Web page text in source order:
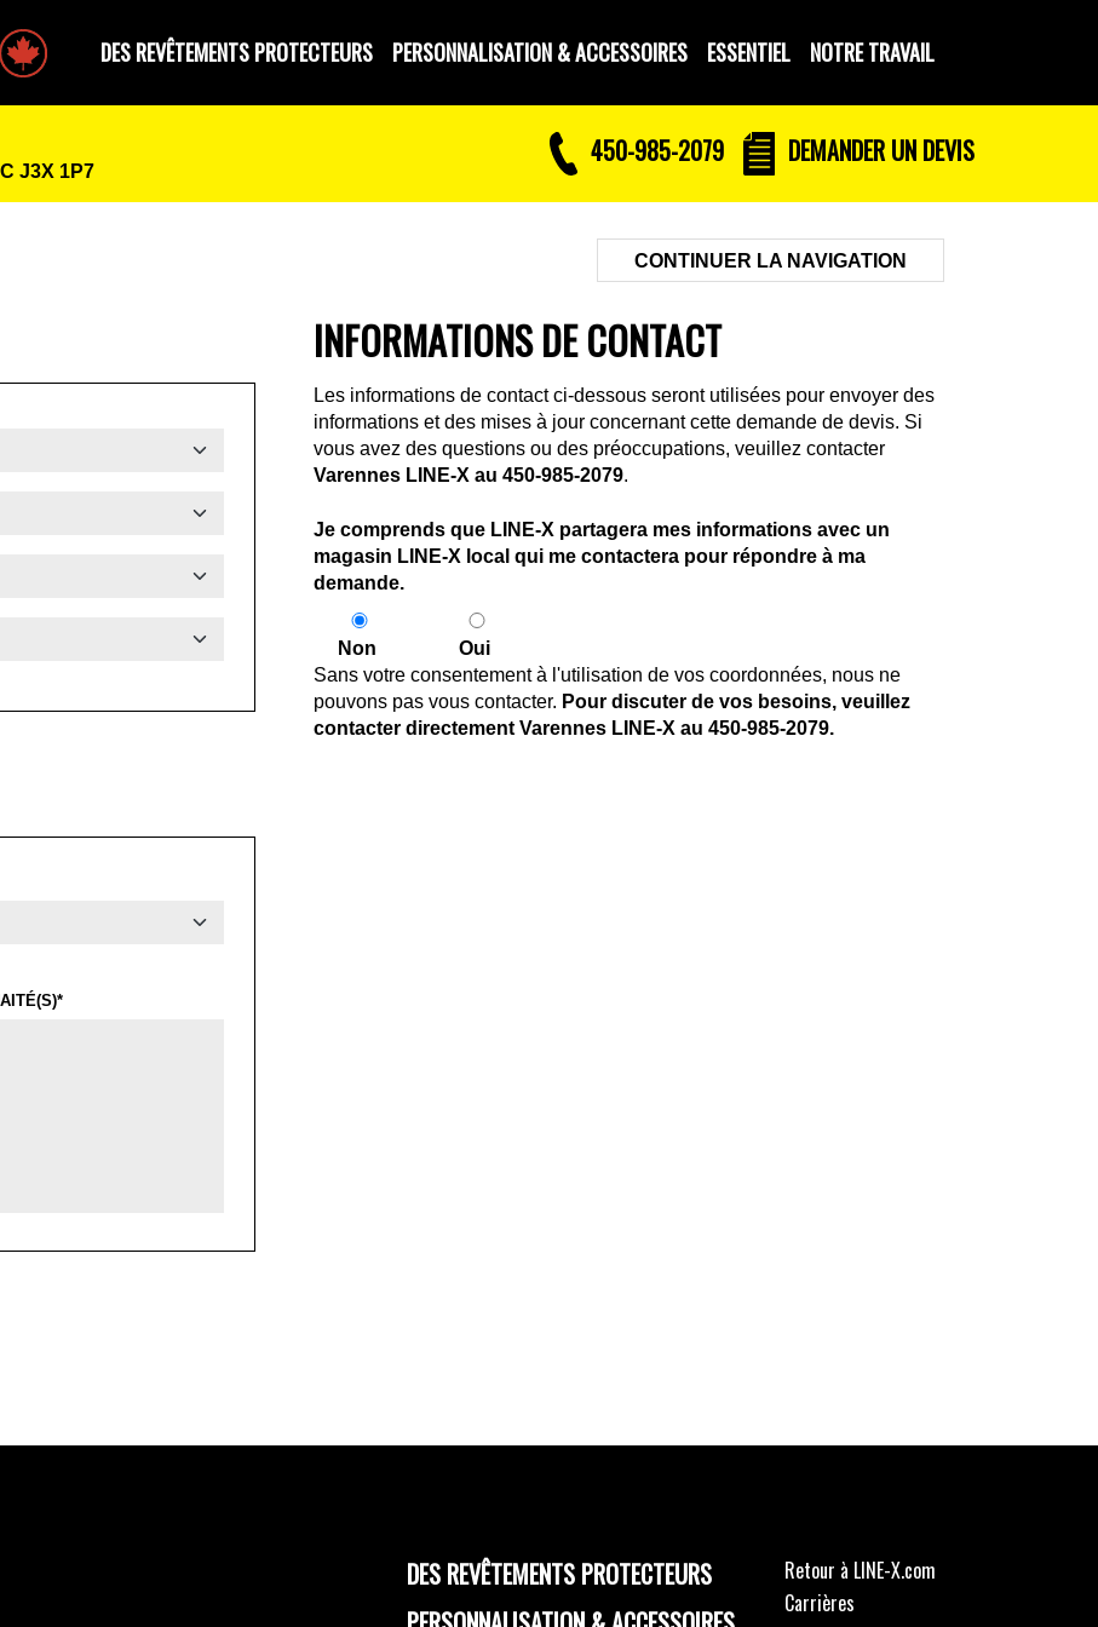
par des CanadiensDES REVÊTEMENTS PROTECTEURS PERSONNALISATION & ACCESSOIRES ESSENTIEL NOTRE TRAVAIL
J3X 1P7
450-985-2079 DEMANDER UN DEVIS
CONTINUER LA NAVIGATION
INFORMATIONS DE CONTACT
Les informations de contact ci-dessous seront utilisées pour envoyer des
informations et des mises à jour concernant cette demande de devis. Si
vous avez des questions ou des préoccupations, veuillez contacter
Varennes LINE-X au 450-985-2079.
Je comprends que LINE-X partagera mes informations avec un
magasin LINE-X local qui me contactera pour répondre à ma
demande.
Non
Oui
Sans votre consentement à l'utilisation de vos coordonnées, nous ne
pouvons pas vous contacter. Pour discuter de vos besoins, veuillez
contacter directement Varennes LINE-X au 450-985-2079.
DES REVÊTEMENTS PROTECTEURS
Retour à LINE-X.com
Carrières